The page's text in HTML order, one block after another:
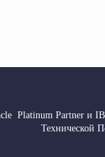
Platinum Partner и
Технической